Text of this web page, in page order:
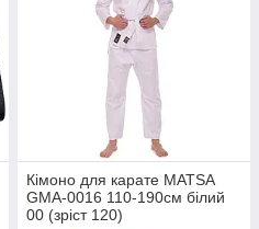
Кімоно для карате MATSA
GМA-0016 110-190см білий
00 (зріст 120)